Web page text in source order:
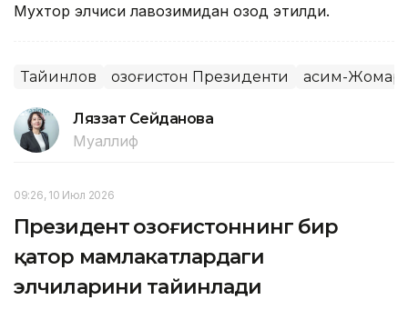
Мухтор элчиси лавозимидан озод этилди.
Тайинлов Қозоғистон Президенти Қасим-
Ляззат Сейданова
Муаллиф
09:26, 10 Июл 2026
Президент Қозоғистоннинг бир
қатор мамлакатлардаги
элчиларини тайинлади